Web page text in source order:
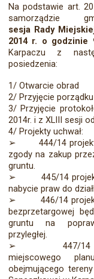
Na podstawie art.
sesja Rady
2014 r. o godzinie
Karpaczu z
posiedzenia:
1/ Otwarcie obrad
2/ Przyjęcie
3/ Przyjęcie
2014r. i z XLIII sesji
4/ Projekty uchwał:
➢
444/14
zgody na zakup
gruntu.
➢
445/14
nabycie praw do
➢
446/14
bezprzetargowej
gruntu na
przyległej.
➢
447/
miejscowego
obejmującego